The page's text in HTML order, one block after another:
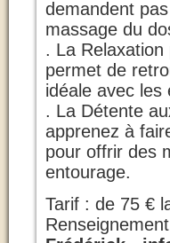
demandent
massage du
. La
permet de
idéale avec les
. La Détente
apprenez à
pour offrir des
entourage.
Tarif : de 75 €